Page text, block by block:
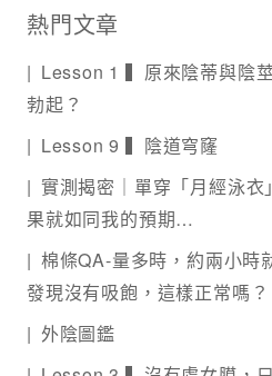
熱門文章
Lesson 1 ▍原來陰蒂與陰
勃起？
Lesson 9 ▍陰道穹窿
實測揭密｜單穿「月經泳
果就如同我的預期…
棉條QA-量多時，約兩小時
發現沒有吸飽，這樣正常嗎？
外陰圖鑑